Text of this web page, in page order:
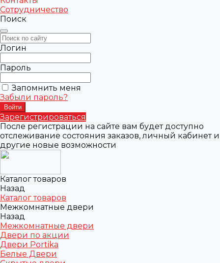
Сотрудничество
Поиск
Логин
Пароль
Запомнить меня
Забыли пароль?
Зарегистрироваться
После регистрации на сайте вам будет доступно
отслеживание состояния заказов, личный кабинет и
другие новые возможности
Каталог товаров
Назад
Каталог товаров
Межкомнатные двери
Назад
Межкомнатные двери
Двери по акции
Двери Portika
Белые Двери